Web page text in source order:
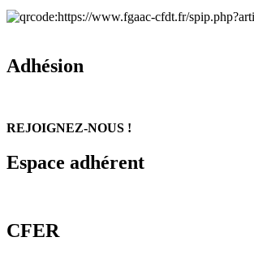
Adhésion
REJOIGNEZ-NOUS !
Espace adhérent
CFER